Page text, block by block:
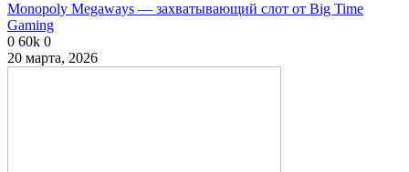
Monopoly Megaways — захватывающий слот от Big Time
Gaming
0 60k 0
20 марта, 2026